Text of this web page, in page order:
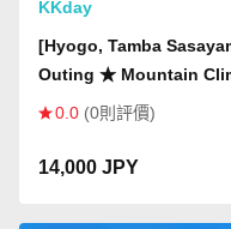
KKday
[Hyogo, Tamba
Outing ★ Mountain
0.0 (0則評價)
14,000 JPY